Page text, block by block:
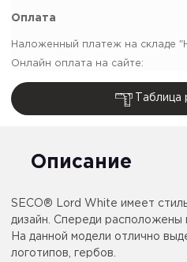
Оплата
Наложенный платеж на складе
Онлайн оплата на сайте:
Таблица
Описание
SECO® Lord White имеет
дизайн. Спереди расположены
На данной модели отлично
логотипов, гербов.